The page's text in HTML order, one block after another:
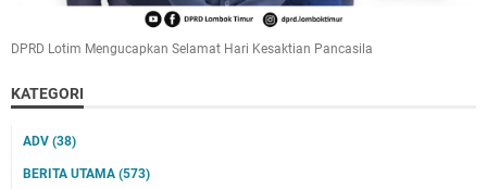
DPRD Lotim Mengucapkan Selamat Hari Kesaktian Pancasila
KATEGORI
ADV (38)
BERITA UTAMA (573)